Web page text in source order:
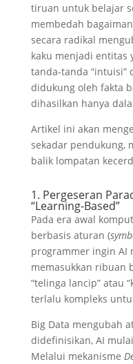
tiruan untuk belajar
membedah
secara radikal
kaku menjadi entitas
tanda-tanda “intuisi”
didukung oleh fakta
dihasilkan hanya
Artikel ini akan
sekadar pendukung,
balik lompatan
1. Pergeseran
“Learning-Based”
Pada era awal
berbasis aturan (
programmer ingin AI
memasukkan ribuan
“telinga lancip” atau
terlalu kompleks
Big Data mengubah
didefinisikan, AI
Melalui mekanisme